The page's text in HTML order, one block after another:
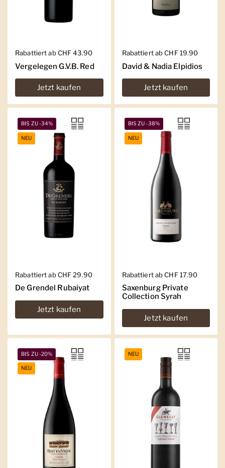
Regulärer Preis
Rabattiert ab CHF 43.90
Vergelegen G.V.B. Red
Jetzt kaufen
Regulärer Preis
Rabattiert ab CHF 19.90
David & Nadia Elpidios
Jetzt kaufen
Regulärer Preis
Rabattiert ab CHF 29.90
De Grendel Rubaiyat
Jetzt kaufen
BIS ZU -34%
NEU
Regulärer Preis
Rabattiert ab CHF 17.90
Saxenburg Private
Collection Syrah
Jetzt kaufen
BIS ZU -38%
NEU
BIS ZU -20%
NEU
NEU